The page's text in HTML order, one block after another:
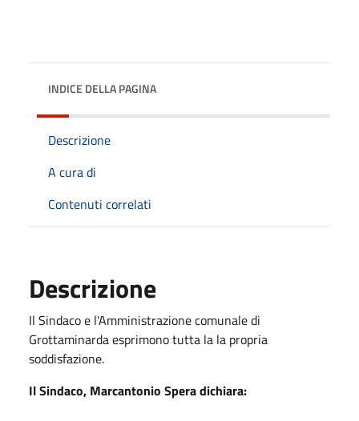
INDICE DELLA PAGINA
Descrizione
A cura di
Contenuti correlati
Descrizione
Il Sindaco e l'Amministrazione comunale di
Grottaminarda esprimono tutta la la propria
soddisfazione.
Il Sindaco, Marcantonio Spera dichiara: